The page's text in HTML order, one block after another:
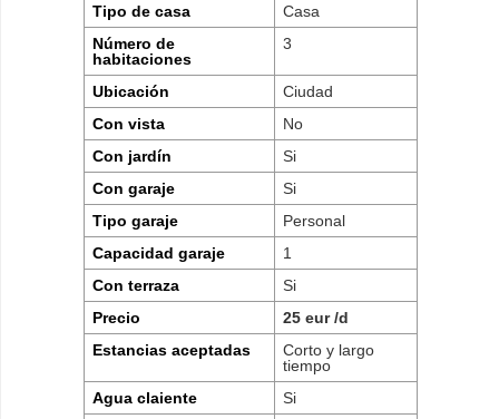
Tipo de casa
Casa
Número de
habitaciones
3
Ubicación
Ciudad
Con vista
No
Con jardín
Si
Con garaje
Si
Tipo garaje
Personal
Capacidad garaje
1
Con terraza
Si
Precio
25 eur /d
Estancias aceptadas
Corto y largo
tiempo
Agua claiente
Si